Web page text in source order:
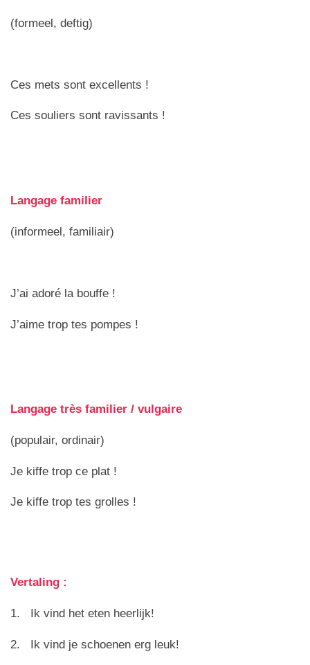
(formeel, deftig)
Ces mets sont excellents !
Ces souliers sont ravissants !
Langage familier
(informeel, familiair)
J’ai adoré la bouffe !
J’aime trop tes pompes !
Langage très familier / vulgaire
(populair, ordinair)
Je kiffe trop ce plat !
Je kiffe trop tes grolles !
Vertaling :
1. Ik vind het eten heerlijk!
2. Ik vind je schoenen erg leuk!